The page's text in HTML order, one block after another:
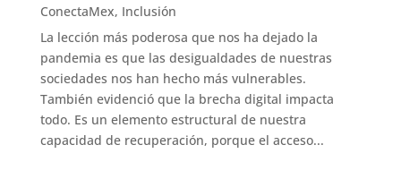
ConectaMex, Inclusión
La lección más poderosa que nos ha dejado la
pandemia es que las desigualdades de nuestras
sociedades nos han hecho más vulnerables.
También evidenció que la brecha digital impacta
todo. Es un elemento estructural de nuestra
capacidad de recuperación, porque el acceso...